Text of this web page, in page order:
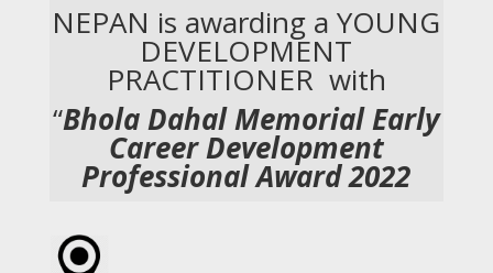
NEPAN is awarding a YOUNG
DEVELOPMENT
PRACTITIONER with
“Bhola Dahal Memorial Early
Career Development
Professional Award 2022